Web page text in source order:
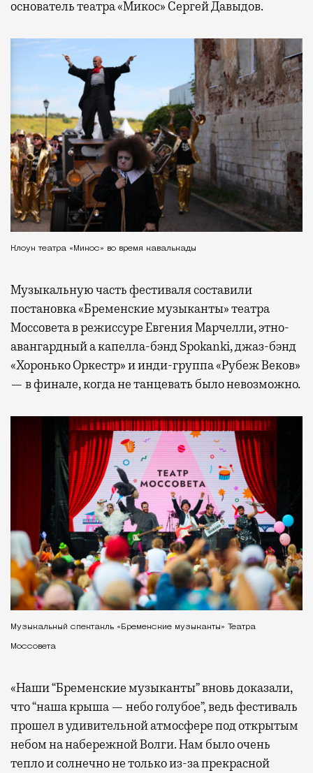
основатель театра «Микос» Сергей Давыдов.
Клоун театра «Микос» во время кавалькады
Музыкальную часть фестиваля составили
постановка «Бременские музыканты» театра
Моссовета в режиссуре Евгения Марчелли, этно-
авангардный а капелла-бэнд Spokanki, джаз-бэнд
«Хоронько Оркестр» и инди-группа «Рубеж Веков»
— в финале, когда не танцевать было невозможно.
Музыкальный спектакль «Бременские музыканты» Театра
Моссовета
«Наши “Бременские музыканты” вновь доказали,
что “наша крыша — небо голубое”, ведь фестиваль
прошел в удивительной атмосфере под открытым
небом на набережной Волги. Нам было очень
тепло и солнечно не только из-за прекрасной